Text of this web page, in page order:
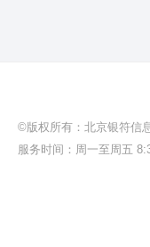
©版权所有：北京银符
服务时间：周一至周五